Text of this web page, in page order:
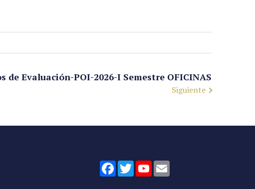
de Evaluación-POI-2026-I Semestre OFICINAS
Siguiente
Facebook
TwitterYouTubeEmail